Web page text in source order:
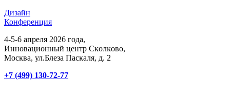
Дизайн
Конференция
4-5-6 апреля 2026 года,
Инновационный центр Сĸолĸово,
Мосĸва, ул.Блеза Пасĸаля, д. 2
+7 (499) 130-72-77